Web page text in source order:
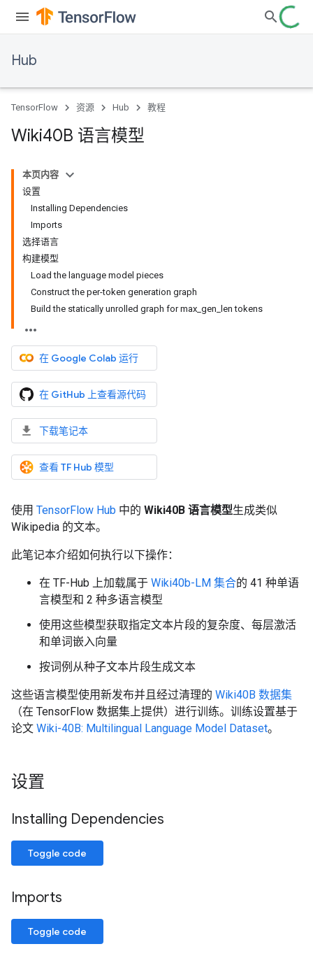
Hub
TensorFlow 资源 Hub 教程
Wiki40B 语言模型
本页内容
设置
Installing Dependencies
Imports
选择语言
构建模型
Load the language model pieces
Construct the per-token generation graph
Build the statically unrolled graph for max_gen_len tokens
在 Google Colab 运行
在 GitHub 上查看源代码
下载笔记本
查看 TF Hub 模型
使用 TensorFlow Hub 中的 Wiki40B 语言模型生成类似
Wikipedia 的文本。
此笔记本介绍如何执行以下操作：
在 TF-Hub 上加载属于 Wiki40b-LM 集合的 41 种单语
言模型和 2 种多语言模型
使用这些模型获取指定文本片段的复杂度、每层激活
和单词嵌入向量
按词例从种子文本片段生成文本
这些语言模型使用新发布并且经过清理的 Wiki40B 数据集
（在 TensorFlow 数据集上提供）进行训练。训练设置基于
论文 Wiki-40B: Multilingual Language Model Dataset。
设置
Installing Dependencies
Toggle code
Imports
Toggle code